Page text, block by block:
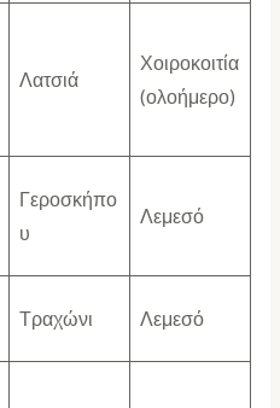
Λατσιά
Χοιροκοιτία
(ολοήμερο)
Γεροσκήπο
υ
Λεμεσό
Τραχώνι Λεμεσό